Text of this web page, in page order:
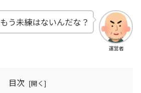
運営者
もう未練はないんだな？
目次